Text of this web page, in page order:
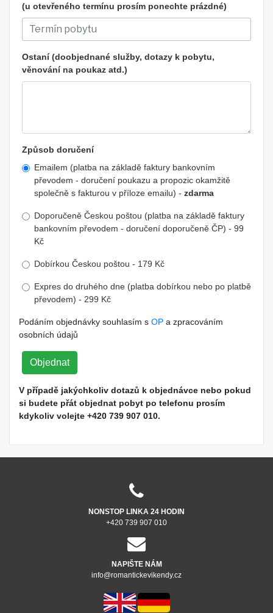
(u otevřeného termínu prosím ponechte prázdné)
Ostaní (doobjednané služby, dotazy k pobytu,
věnování na poukaz atd.)
Způsob doručení
Emailem (platba na základě faktury bankovním
převodem - doručení poukazu a propozic okamžitě
společně s fakturou v příloze emailu) - zdarma
Doporučeně Českou poštou (platba na základě faktury
bankovním převodem - doručení doporučeně ČP) - 99
Kč
Dobírkou Českou poštou - 179 Kč
Expres do druhého dne (platba dobírkou nebo po platbě
převodem) - 299 Kč
Podáním objednávky souhlasím s OP a zpracováním
osobních údajů
Objednat
V případě jakýchkoliv dotazů k objednávce nebo pokud
si budete přát objednat pobyt po telefonu prosím
kdykoliv volejte +420 739 907 010.
NONSTOP LINKA 24 HODIN
+420 739 907 010
NAPIŠTE NÁM
info@romantickevikendy.cz